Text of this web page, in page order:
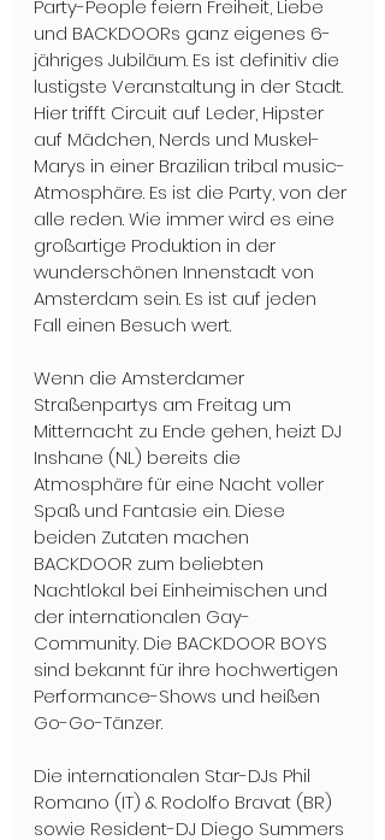
Party-People feiern Freiheit, Liebe
und BACKDOORs ganz eigenes 6-
jähriges Jubiläum. Es ist definitiv die
lustigste Veranstaltung in der Stadt.
Hier trifft Circuit auf Leder, Hipster
auf Mädchen, Nerds und Muskel-
Marys in einer Brazilian tribal music-
Atmosphäre. Es ist die Party, von der
alle reden. Wie immer wird es eine
großartige Produktion in der
wunderschönen Innenstadt von
Amsterdam sein. Es ist auf jeden
Fall einen Besuch wert.
Wenn die Amsterdamer
Straßenpartys am Freitag um
Mitternacht zu Ende gehen, heizt DJ
Inshane (NL) bereits die
Atmosphäre für eine Nacht voller
Spaß und Fantasie ein. Diese
beiden Zutaten machen
BACKDOOR zum beliebten
Nachtlokal bei Einheimischen und
der internationalen Gay-
Community. Die BACKDOOR BOYS
sind bekannt für ihre hochwertigen
Performance-Shows und heißen
Go-Go-Tänzer.
Die internationalen Star-DJs Phil
Romano (IT) & Rodolfo Bravat (BR)
sowie Resident-DJ Diego Summers